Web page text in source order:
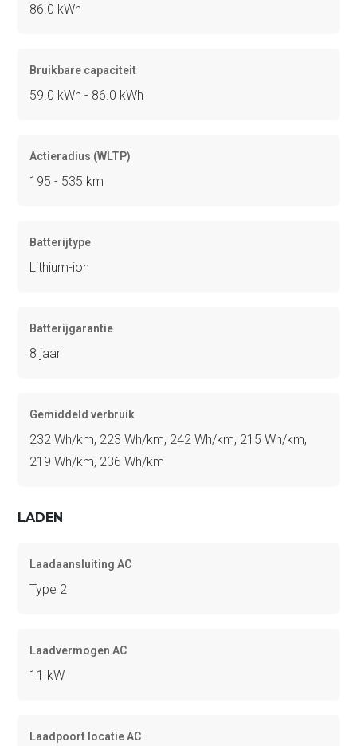
86.0 kWh
Bruikbare capaciteit
59.0 kWh - 86.0 kWh
Actieradius (WLTP)
195 - 535 km
Batterijtype
Lithium-ion
Batterijgarantie
8 jaar
Gemiddeld verbruik
232 Wh/km, 223 Wh/km, 242 Wh/km, 215 Wh/km,
219 Wh/km, 236 Wh/km
LADEN
Laadaansluiting AC
Type 2
Laadvermogen AC
11 kW
Laadpoort locatie AC